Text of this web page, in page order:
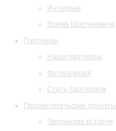
Интервью
Время Шостаковича
Партнеры
Наши партнеры
Фотогалерея
Стать партнером
Просветительские проекты
Творческие встречи